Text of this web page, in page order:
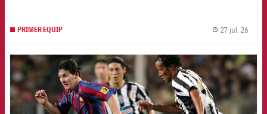
PRIMER EQUIP 27 jul. 26
FCB Barcelona badge